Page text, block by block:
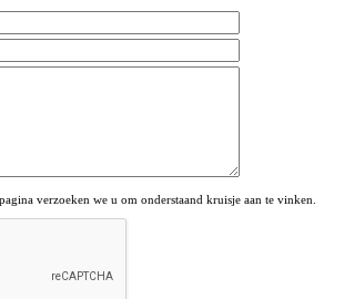
verzoeken we u om onderstaand kruisje aan te vinken.